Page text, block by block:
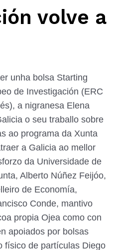
volve a
unha bolsa Starting
de Investigación (ERC
a nigranesa Elena
o seu traballo sobre
ao programa da Xunta
a Galicia ao mellor
da Universidade de
Alberto Núñez Feijóo,
de Economía,
Conde, mantivo
propia Ojea como con
apoiados por bolsas
físico de partículas Diego